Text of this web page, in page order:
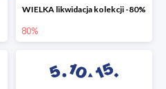
WIELKA likwidacja kolekcji -80%
80%